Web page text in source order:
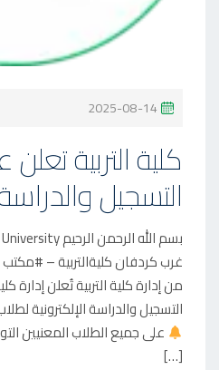
P
S
E
D
O
N
2025-08-14
كلية التربية
التسجيل والدراسة
غرب كردفان كليةالتربية –
من إدارة كلية التربية تُعلن إدارة
التسجيل والدراسة الإلكترونية
على جميع الطلاب المعنيين
[…]